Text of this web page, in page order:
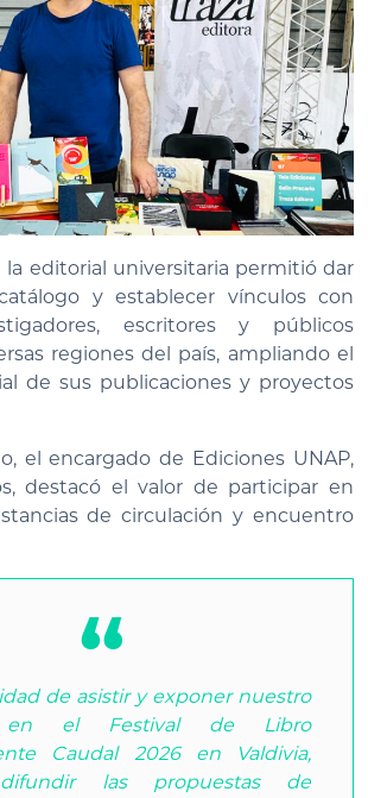
la editorial universitaria permitió dar
y establecer vínculos con
escritores y públicos
regiones del país, ampliando el
de sus publicaciones y proyectos
el encargado de Ediciones UNAP,
destacó el valor de participar en
de circulación y encuentro
de asistir y exponer nuestro
en el Festival de Libro
Caudal 2026 en Valdivia,
las propuestas de